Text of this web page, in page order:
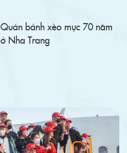
Quán bánh xèo mực 70 năm
ở Nha Trang